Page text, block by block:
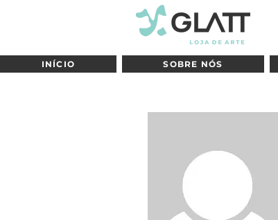
INÍCIO SOBRE NÓS